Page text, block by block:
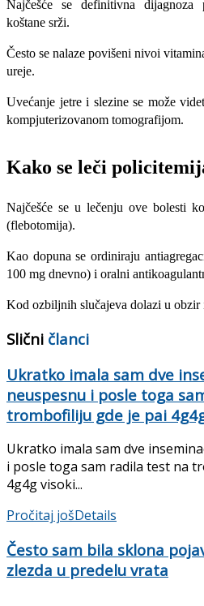
Najčešće se definitivna dijagnoza
koštane srži.
Često se nalaze povišeni nivoi
ureje.
Uvećanje jetre i slezine se može
kompjuterizovanom tomografijom.
Kako se leči
Najčešće se u lečenju ove bolesti
(flebotomija).
Kao dopuna se ordiniraju
100 mg dnevno) i oralni
Kod ozbiljnih slučajeva dolazi u obzir
Slični članci
Ukratko imala sam dve
neuspesnu i posle toga
trombofiliju gde je pai
Ukratko imala sam dve
i posle toga sam radila test na
4g4g visoki...
Pročitaj jošDetails
Često sam bila sklona
zlezda u predelu vrata